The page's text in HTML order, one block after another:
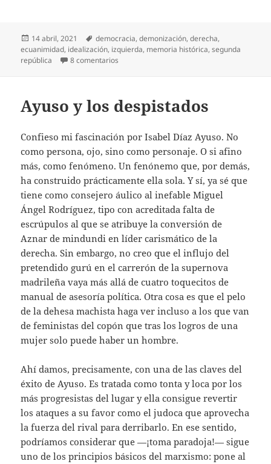
Publicado
el
14 abril, 2021 Etiquetas
democracia,demonización,derecha,
ecuanimidad, idealización, izquierda, memoria histórica,segunda
república
8 comentarios
Ayuso y los despistados
Confieso mi fascinación por Isabel Díaz Ayuso. No
como persona, ojo, sino como personaje. O si afino
más, como fenómeno. Un fenónemo que, por demás,
ha construido prácticamente ella sola. Y sí, ya sé que
tiene como consejero áulico al inefable Miguel
Ángel Rodríguez, tipo con acreditada falta de
escrúpulos al que se atribuye la conversión de
Aznar de mindundi en líder carismático de la
derecha. Sin embargo, no creo que el influjo del
pretendido gurú en el carrerón de la supernova
madrileña vaya más allá de cuatro toquecitos de
manual de asesoría política. Otra cosa es que el pelo
de la dehesa machista haga ver incluso a los que van
de feministas del copón que tras los logros de una
mujer solo puede haber un hombre.
Ahí damos, precisamente, con una de las claves del
éxito de Ayuso. Es tratada como tonta y loca por los
más progresistas del lugar y ella consigue revertir
los ataques a su favor como el judoca que aprovecha
la fuerza del rival para derribarlo. En ese sentido,
podríamos considerar que —¡toma paradoja!— sigue
uno de los principios básicos del marxismo: pone al